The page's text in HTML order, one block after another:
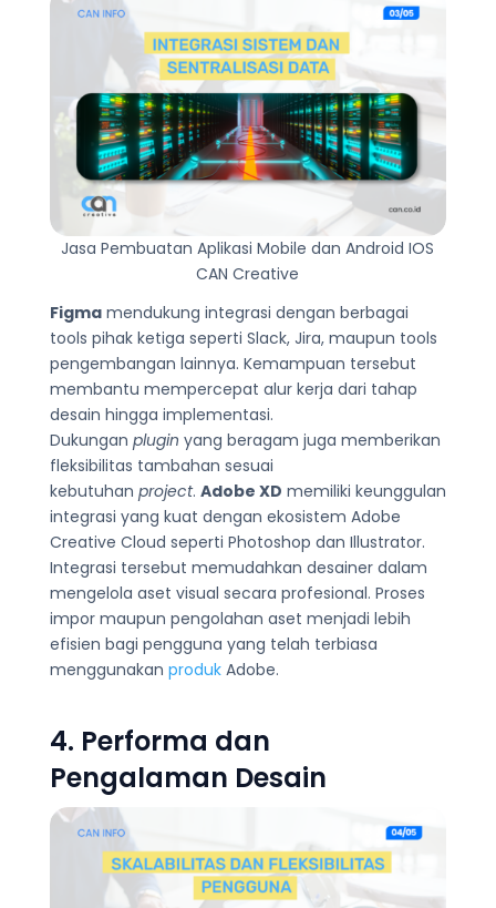
Jasa Pembuatan Aplikasi Mobile dan Android IOS
CAN Creative
Figmamendukung integrasi dengan berbagai
tools pihak ketiga seperti Slack, Jira, maupun tools
pengembangan lainnya. Kemampuan tersebut
membantu mempercepat alur kerja dari tahap
desain hingga implementasi.
Dukungan plugin yang beragam juga memberikan
fleksibilitas tambahan sesuai
kebutuhan project. Adobe XD memiliki keunggulan
integrasi yang kuat dengan ekosistem Adobe
Creative Cloud seperti Photoshop dan Illustrator.
Integrasi tersebut memudahkan desainer dalam
mengelola aset visual secara profesional. Proses
impor maupun pengolahan aset menjadi lebih
efisien bagi pengguna yang telah terbiasa
menggunakan produkAdobe.
4. Performa dan
Pengalaman Desain